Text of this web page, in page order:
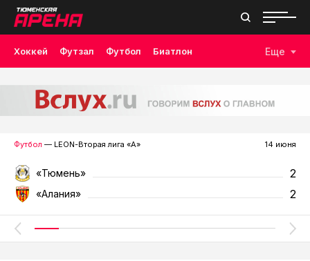
Хоккей Футзал Футбол Биатлон Еще
Футбол — LEON-Вторая лига «А» 14 июня
«Тюмень» 2
«Алания» 2